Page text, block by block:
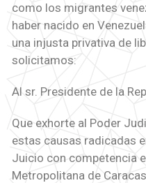
como los migrantes
haber nacido en
una injusta privativa de
solicitamos:
Al sr. Presidente de la
Que exhorte al Poder
estas causas radicadas
Juicio con competencia
Metropolitana de